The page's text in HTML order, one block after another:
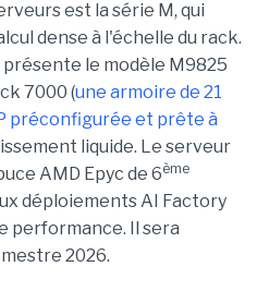
est la série M, qui
dense à l'échelle du rack.
présente le modèle M9825
7000 (une armoire de 21
préconfigurée et prête à
liquide. Le serveur
AMD Epyc de 6ème
déploiements AI Factory
performance. Il sera
2026.